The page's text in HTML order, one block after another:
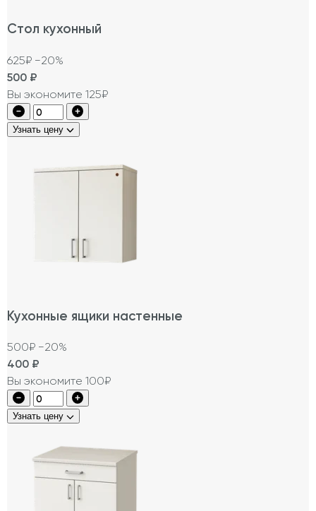
Стол кухонный
625₽ −20%
500 ₽
Вы экономите 125₽
Узнать цену
Кухонные ящики настенные
500₽ −20%
400 ₽
Вы экономите 100₽
Узнать цену